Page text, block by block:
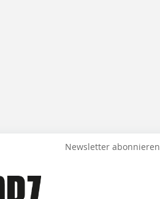
Newsletter abonnieren